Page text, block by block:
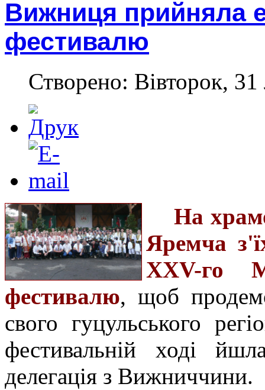
Вижниця прийняла
фестивалю
Створено: Вівторок,
На
Яремча
ХХV-го
фестивалю, щоб
свого гуцульського
фестивальній ході
делегація з Вижниччини.